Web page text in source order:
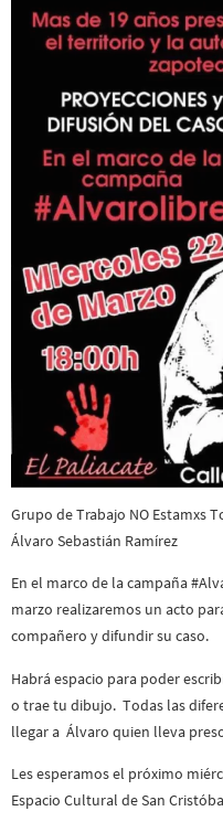
Grupo de Trabajo NO Estamxs
Álvaro Sebastián Ramírez
En el marco de la campaña
marzo realizaremos un acto
compañero y difundir su caso.
Habrá espacio para poder
o trae tu dibujo. Todas las
llegar a Álvaro quien lleva
Les esperamos el próximo
Espacio Cultural de San